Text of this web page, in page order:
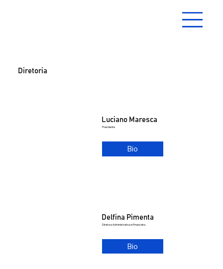
Diretoria
Luciano Maresca
Presidente
Bio
Delfina Pimenta
Diretora Administrativa e Financeira
Bio